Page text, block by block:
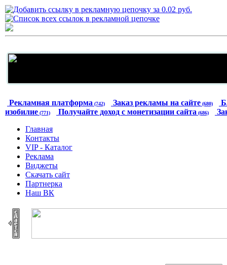
Рекламная платформа (742) Заказ рекламы на сайте (680)
изобилие (771) Получайте доход с монетизации сайта (686)
Главная
Контакты
VIP - Каталог
Реклама
Виджеты
Скачать сайт
Партнерка
Наш ВК